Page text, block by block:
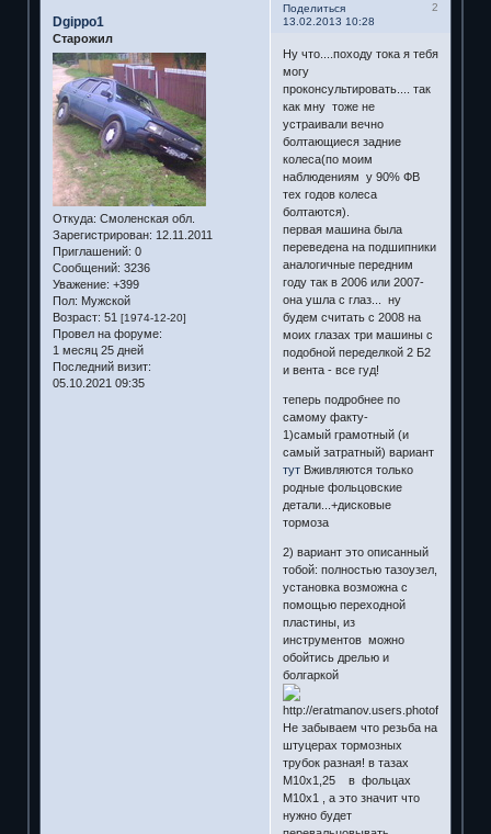
Поделиться
2
13.02.2013 10:28
Dgippo1
Старожил
Откуда: Смоленская обл.
Зарегистрирован: 12.11.2011
Приглашений: 0
Сообщений: 3236
Уважение: +399
Пол: Мужской
Возраст: 51 [1974-12-20]
Провел на форуме:
1 месяц 25 дней
Последний визит:
05.10.2021 09:35
Ну что....походу тока я тебя
могу
проконсультировать.... так
как мну тоже не
устраивали вечно
болтающиеся задние
колеса(по моим
наблюдениям у 90% ФВ
тех годов колеса
болтаются).
первая машина была
переведена на подшипники
аналогичные передним
году так в 2006 или 2007-
она ушла с глаз... ну
будем считать с 2008 на
моих глазах три машины с
подобной переделкой 2 Б2
и вента - все гуд!
теперь подробнее по
самому факту-
1)самый грамотный (и
самый затратный) вариант
тутВживляются только
родные фольцовские
детали...+дисковые
тормоза
2) вариант это описанный
тобой: полностью тазоузел,
установка возможна с
помощью переходной
пластины, из
инструментов можно
обойтись дрелью и
болгаркой
Не забываем что резьба на
штуцерах тормозных
трубок разная! в тазах
М10х1,25 в фольцах
М10х1 , а это значит что
нужно будет